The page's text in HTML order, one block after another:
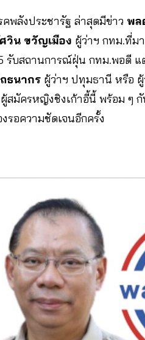
พลังประชารัฐ ล่าสุดมีข่าว พล
วิน ขวัญเมือง ผู้ว่าฯ กทม.ที่ม
รับสถานการณ์ฝุ่น กทม.พอดี แ
ธนากร ผู้ว่าฯ ปทุมธานี หรือ ผู้
สมัครหญิงชิงเก้าอี้นี้ พร้อม ๆ กั
รอความชัดเจนอีกครั้ง